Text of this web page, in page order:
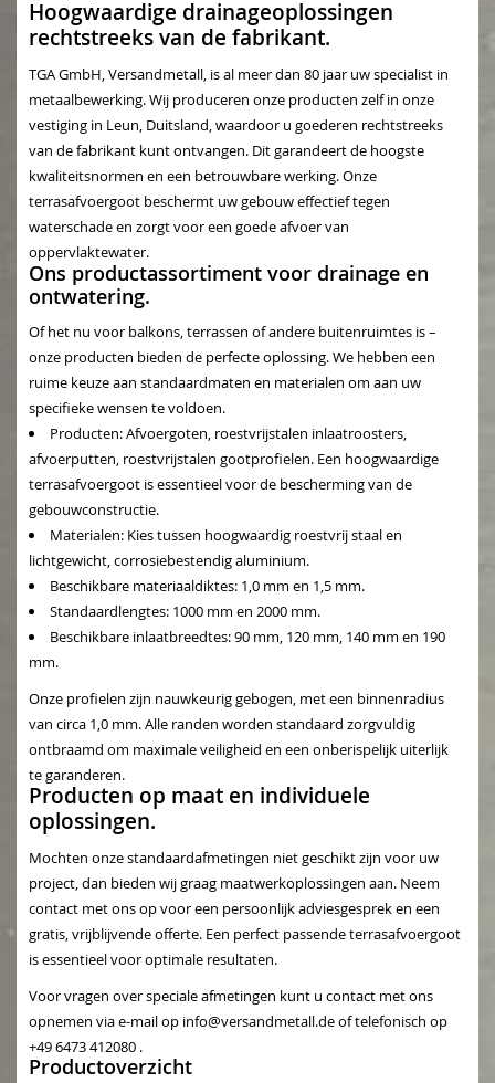
Hoogwaardige drainageoplossingen
rechtstreeks van de fabrikant.
TGA GmbH, Versandmetall, is al meer dan 80 jaar uw specialist in
metaalbewerking. Wij produceren onze producten zelf in onze
vestiging in Leun, Duitsland, waardoor u goederen rechtstreeks
van de fabrikant kunt ontvangen. Dit garandeert de hoogste
kwaliteitsnormen en een betrouwbare werking. Onze
terrasafvoergoot beschermt uw gebouw effectief tegen
waterschade en zorgt voor een goede afvoer van
oppervlaktewater.
Ons productassortiment voor drainage en
ontwatering.
Of het nu voor balkons, terrassen of andere buitenruimtes is –
onze producten bieden de perfecte oplossing. We hebben een
ruime keuze aan standaardmaten en materialen om aan uw
specifieke wensen te voldoen.
Producten:Afvoergoten, roestvrijstalen inlaatroosters,
afvoerputten, roestvrijstalen gootprofielen. Een hoogwaardige
terrasafvoergoot is essentieel voor de bescherming van de
gebouwconstructie.
Materialen: Kies tussen hoogwaardig roestvrij staal en
lichtgewicht, corrosiebestendig aluminium.
Beschikbare materiaaldiktes: 1,0 mm en 1,5 mm.
Standaardlengtes: 1000 mm en 2000 mm.
Beschikbare inlaatbreedtes:90 mm, 120 mm, 140 mm en 190
mm.
Onze profielen zijn nauwkeurig gebogen, met een binnenradius
van circa 1,0 mm. Alle randen worden standaard zorgvuldig
ontbraamd om maximale veiligheid en een onberispelijk uiterlijk
te garanderen.
Producten op maat en individuele
oplossingen.
Mochten onze standaardafmetingen niet geschikt zijn voor uw
project, dan bieden wij graag maatwerkoplossingen aan. Neem
contact met ons op voor een persoonlijk adviesgesprek en een
gratis, vrijblijvende offerte. Een perfect passendeterrasafvoergoot
is essentieel voor optimale resultaten.
Voor vragen over speciale afmetingen kunt u contact met ons
opnemen via e-mail op info@versandmetall.deof telefonisch op
+49 6473 412080 .
Productoverzicht